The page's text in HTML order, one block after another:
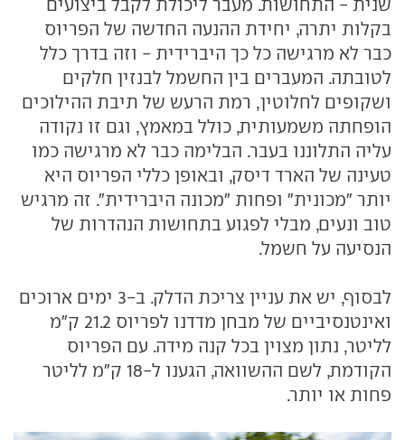
בקלות יתרה, יחידת ההנעה החדשה של הפריוס
כבר לא מרגישה כל כך היברידית - וזה בדרך כלל
לטובתה. המעברים בין החשמל לבנזין חלקים
ושקופים לחלוטין, רמת הרעש של תיבת ההילוכים
הופחתה משמעותית, כולל במאמץ, וגם זו נקודה
עליה התלוננו בעבר. הבלימה כבר לא מרגישה כמו
טעינה של הארד דיסק, ובאופן כללי הפריוס היא
יותר "מכונית" ופחות "מכונה היברידית". זה מרגיש
טוב ונעים, מבלי לפגוע בתחושות הנהדרות של
הנסיעה על חשמל.
לבסוף, יש את עניין צריכת הדלק. ב-3 ימים ארוכים
ואינטנסיביים של מבחן מדדנו לפריוס 21.2 ק"מ
לליטר, נתון מצוין בכל קנה מידה. עם הפריוס
הקודמת, לשם ההשוואה, הגענו ל-18 ק"מ לליטר
פחות או יותר.